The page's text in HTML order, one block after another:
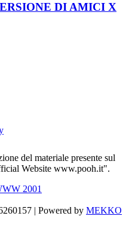
DI AMICI X
del materiale presente sul
Website www.pooh.it".
2001
| Powered by MEKKO